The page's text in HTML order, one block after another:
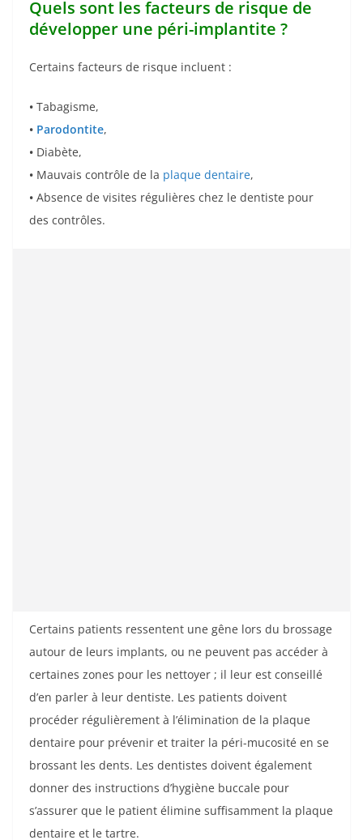
Quels sont les facteurs de risque de
développer une péri-implantite ?
Certains facteurs de risque incluent :
• Tabagisme,
• Parodontite,
• Diabète,
• Mauvais contrôle de la plaque dentaire,
• Absence de visites régulières chez le dentiste pour
des contrôles.
Certains patients ressentent une gêne lors du brossage
autour de leurs implants, ou ne peuvent pas accéder à
certaines zones pour les nettoyer ; il leur est conseillé
d’en parler à leur dentiste. Les patients doivent
procéder régulièrement à l’élimination de la plaque
dentaire pour prévenir et traiter la péri-mucosité en se
brossant les dents. Les dentistes doivent également
donner des instructions d’hygiène buccale pour
s’assurer que le patient élimine suffisamment la plaque
dentaire et le tartre.